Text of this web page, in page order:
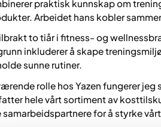
praktisk kunnskap om
Arbeidet hans kobler
to tiår i fitness- og
inkluderer å skape
sunne rutiner.
rolle hos Yazen fungerer
hele vårt sortiment av
samarbeidspartnere for å styrke